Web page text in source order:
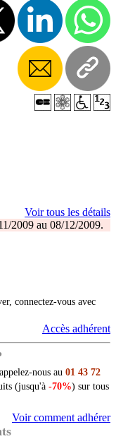
Voir tous les détails
2009 au 08/12/2009.
connectez-vous avec
Accès adhérent
nous au 01 43 72
(jusqu'à -70%) sur tous
Voir comment adhérer